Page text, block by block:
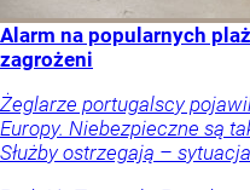
Alarm na popularnych
zagrożeni
Żeglarze portugalscy
Europy. Niebezpieczne są
Służby ostrzegają –